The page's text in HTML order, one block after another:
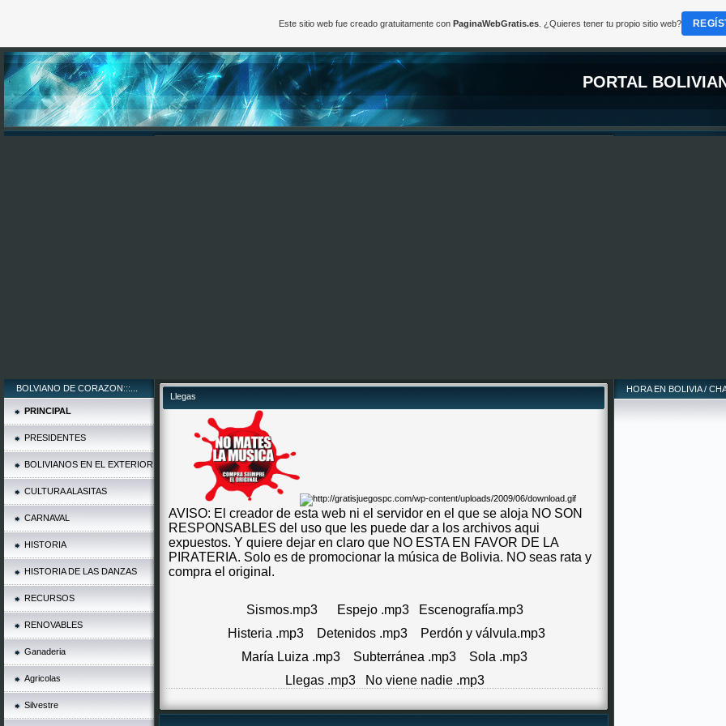
PORTAL
BOLVIANO DE CORAZON:::...
PRINCIPAL
PRESIDENTES
BOLIVIANOS EN EL EXTERIOR
CULTURA ALASITAS
CARNAVAL
HISTORIA
HISTORIA DE LAS DANZAS
RECURSOS
RENOVABLES
Ganaderia
Agricolas
Silvestre
Llegas
AVISO: El creador de esta web ni el servidor en el que se aloja NO SON
RESPONSABLES del uso que les puede dar a los archivos aqui
expuestos. Y quiere dejar en claro que NO ESTA EN FAVOR DE LA
PIRATERIA. Solo es de promocionar la música de Bolivia. NO seas rata y
compra el original.
Sismos.mp3 Espejo .mp3
Escenografía.mp3
Histeria .mp3
Detenidos .mp3
Perdón y válvula.mp3
María Luiza .mp3
Subterránea .mp3
Sola .mp3
Llegas .mp3
No viene nadie .mp3
HORA EN BOLIVIA /
Este sitio web fue creado gratuitamente con PaginaWebGratis.es. ¿Quieres tener tu propio sitio web?